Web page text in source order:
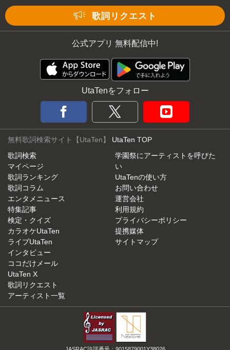
歌詞リクエスト
公式アプリ 無料配信中!
UtaTenをフォロー
無料歌詞検索サイト【UtaTen】 UtaTen TOP
歌詞検索
マイページ
歌詞ランキング
歌詞コラム
エンタメニュース
特集記事
検定・クイズ
カラオケUtaTen
ライブUtaTen
インタビュー
ココだけメール
UtaTen X
歌詞リクエスト
アーティスト一覧
学園祭にアーティストを呼びた
い
UtaTenの使い方
お問い合わせ
運営会社
利用規約
プライバシーポリシー
提携媒体
サイトマップ